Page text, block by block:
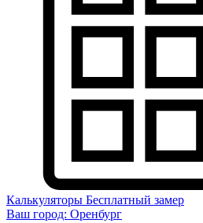
Калькуляторы Бесплатный замер
Ваш город: Оренбург